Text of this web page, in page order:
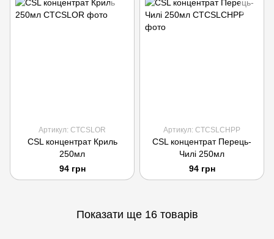
Артикул: CTCSLOR
CSL концентрат Криль
250мл
94 грн
Артикул: CTCSLCHPP
CSL концентрат Перець-
Чилі 250мл
94 грн
Показати ще 16 товарів